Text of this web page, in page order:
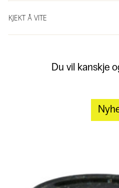
KJEKT Å VITE
Du vil kanskje